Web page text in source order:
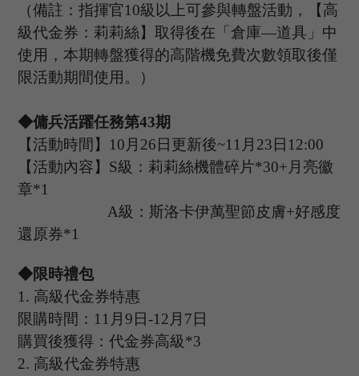
（備註：指揮官10級以上可參與轉盤活動，【高
級代金券：莉莉絲】取得後在「倉庫—道具」中
使用，本期轉盤獲得的高階機免費次數領取後僅
限活動期間使用。）
◆傭兵活躍任務第43期
【活動時間】 10 月 26日更新後~11 月 23日 12:00
【活動內容】 S級：莉莉絲機體碎片*30+月亮徽
章*1
A級：斯洛卡伊萬聖節皮膚+好感度
還原券*1
◆限時禮包
1. 高級代金券特惠
限購時間： 11 月9日-12 月 7日
購買後獲得：代金券高級*3
2. 高級代金券特惠